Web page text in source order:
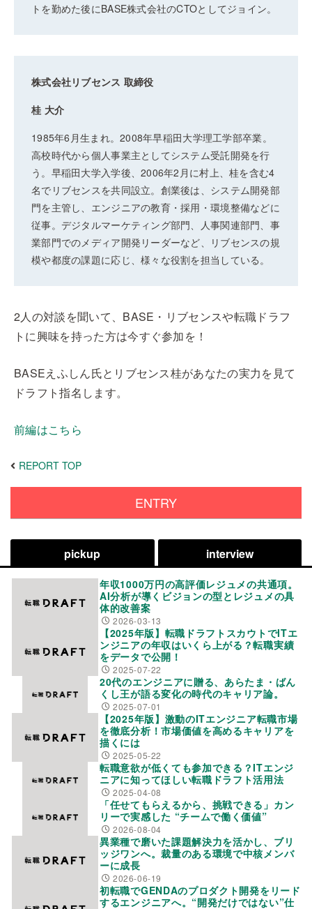
トを勤めた後にBASE株式会社のCTOとしてジョイン。
株式会社リブセンス 取締役
桂 大介
1985年6月生まれ。2008年早稲田大学理工学部卒業。
高校時代から個人事業主としてシステム受託開発を行
う。早稲田大学入学後、2006年2月に村上、桂を含む4
名でリブセンスを共同設立。創業後は、システム開発部
門を主管し、エンジニアの教育・採用・環境整備などに
従事。デジタルマーケティング部門、人事関連部門、事
業部門でのメディア開発リーダーなど、リブセンスの規
模や都度の課題に応じ、様々な役割を担当している。
2人の対談を聞いて、BASE・リブセンスや転職ドラフ
トに興味を持った方は今すぐ参加を！
BASEえふしん氏とリブセンス桂があなたの実力を見て
ドラフト指名します。
前編はこちら
REPORT TOP
ENTRY
pickup interview
年収1000万円の高評価レジュメの共通項。
AI分析が導くビジョンの型とレジュメの具
体的改善案
2026-03-13
【2025年版】転職ドラフトスカウトでITエ
ンジニアの年収はいくら上がる？転職実績
をデータで公開！
2025-07-22
20代のエンジニアに贈る、あらたま・ばん
くし王が語る変化の時代のキャリア論。
2025-07-01
【2025年版】激動のITエンジニア転職市場
を徹底分析！市場価値を高めるキャリアを
描くには
2025-05-22
転職意欲が低くても参加できる？ITエンジ
ニアに知ってほしい転職ドラフト活用法
2025-04-08
「任せてもらえるから、挑戦できる」カン
リーで実感した “チームで働く価値”
2026-08-04
異業種で磨いた課題解決力を活かし、ブリ
ッジワンへ。裁量のある環境で中核メンバ
ーに成長
2026-06-19
初転職でGENDAのプロダクト開発をリード
するエンジニアへ。“開発だけではない”仕